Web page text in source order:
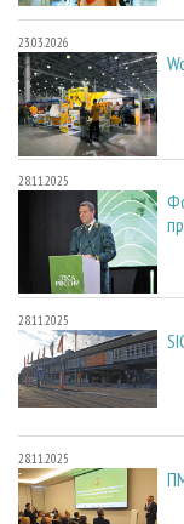
23.03.2026
28.11.2025
28.11.2025
28.11.2025